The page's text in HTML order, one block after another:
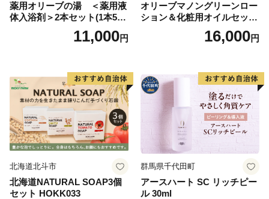
薬用オリーブの湯 ＜薬用液
体入浴剤＞2本セット(1本500
11,000円
オリーブマノングリーンロー
ション＆化粧用オイルセット
美容グッズ スキンケア 化粧
16,000円
北海道北斗市
北海道NATURAL SOAP3個
セット HOKK033
群馬県千代田町
アースハート SC リッチピー
ル 30ml